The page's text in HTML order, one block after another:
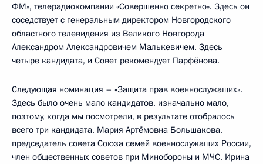
ФМ», телерадиокомпании «Совершенно секретно». Здесь он
соседствует с генеральным директором Новгородского
областного телевидения из Великого Новгорода
Александром Александровичем Малькевичем. Здесь
четыре кандидата, и Совет рекомендует Парфёнова.
Следующая номинация – «Защита прав военнослужащих».
Здесь было очень мало кандидатов, изначально мало,
поэтому, когда мы посмотрели, в результате отобралось
всего три кандидата. Мария Артёмовна Большакова,
председатель совета Союза семей военнослужащих России,
член общественных советов при Минобороны и МЧС. Ирина